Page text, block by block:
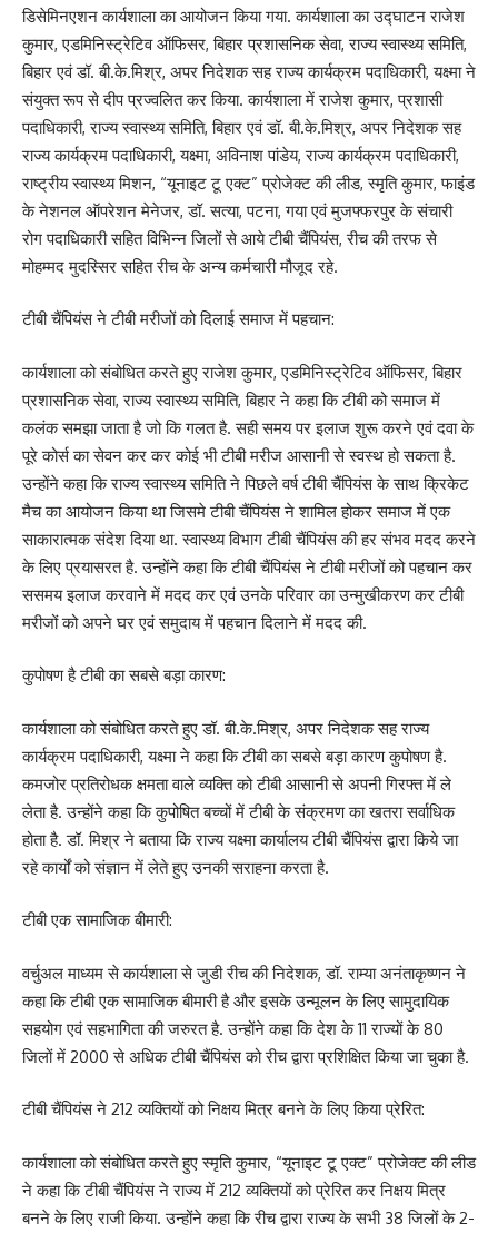
डिसेमिनएशन कार्यशाला का आयोजन किया गया. कार्यशाला का उद्घाटन राजेश
कुमार, एडमिनिस्ट्रेटिव ऑफिसर, बिहार प्रशासनिक सेवा, राज्य स्वास्थ्य समिति,
बिहार एवं डॉ. बी.के.मिश्र, अपर निदेशक सह राज्य कार्यक्रम पदाधिकारी, यक्ष्मा ने
संयुक्त रूप से दीप प्रज्वलित कर किया. कार्यशाला में राजेश कुमार, प्रशासी
पदाधिकारी, राज्य स्वास्थ्य समिति, बिहार एवं डॉ. बी.के.मिश्र, अपर निदेशक सह
राज्य कार्यक्रम पदाधिकारी, यक्ष्मा, अविनाश पांडेय, राज्य कार्यक्रम पदाधिकारी,
राष्ट्रीय स्वास्थ्य मिशन, “यूनाइट टू एक्ट” प्रोजेक्ट की लीड, स्मृति कुमार, फाइंड
के नेशनल ऑपरेशन मेनेजर, डॉ. सत्या, पटना, गया एवं मुजफ्फरपुर के संचारी
रोग पदाधिकारी सहित विभिन्न जिलों से आये टीबी चैंपियंस, रीच की तरफ से
मोहम्मद मुदस्सिर सहित रीच के अन्य कर्मचारी मौजूद रहे.
टीबी चैंपियंस ने टीबी मरीजों को दिलाई समाज में पहचान:
कार्यशाला को संबोधित करते हुए राजेश कुमार, एडमिनिस्ट्रेटिव ऑफिसर, बिहार
प्रशासनिक सेवा, राज्य स्वास्थ्य समिति, बिहार ने कहा कि टीबी को समाज में
कलंक समझा जाता है जो कि गलत है. सही समय पर इलाज शुरू करने एवं दवा के
पूरे कोर्स का सेवन कर कर कोई भी टीबी मरीज आसानी से स्वस्थ हो सकता है.
उन्होंने कहा कि राज्य स्वास्थ्य समिति ने पिछले वर्ष टीबी चैंपियंस के साथ क्रिकेट
मैच का आयोजन किया था जिसमे टीबी चैंपियंस ने शामिल होकर समाज में एक
साकारात्मक संदेश दिया था. स्वास्थ्य विभाग टीबी चैंपियंस की हर संभव मदद करने
के लिए प्रयासरत है. उन्होंने कहा कि टीबी चैंपियंस ने टीबी मरीजों को पहचान कर
ससमय इलाज करवाने में मदद कर एवं उनके परिवार का उन्मुखीकरण कर टीबी
मरीजों को अपने घर एवं समुदाय में पहचान दिलाने में मदद की.
कुपोषण है टीबी का सबसे बड़ा कारण:
कार्यशाला को संबोधित करते हुए डॉ. बी.के.मिश्र, अपर निदेशक सह राज्य
कार्यक्रम पदाधिकारी, यक्ष्मा ने कहा कि टीबी का सबसे बड़ा कारण कुपोषण है.
कमजोर प्रतिरोधक क्षमता वाले व्यक्ति को टीबी आसानी से अपनी गिरफ्त में ले
लेता है. उन्होंने कहा कि कुपोषित बच्चों में टीबी के संक्रमण का खतरा सर्वाधिक
होता है. डॉ. मिश्र ने बताया कि राज्य यक्ष्मा कार्यालय टीबी चैंपियंस द्वारा किये जा
रहे कार्यों को संज्ञान में लेते हुए उनकी सराहना करता है.
टीबी एक सामाजिक बीमारी:
वर्चुअल माध्यम से कार्यशाला से जुडी रीच की निदेशक, डॉ. राम्या अनंताकृष्णन ने
कहा कि टीबी एक सामाजिक बीमारी है और इसके उन्मूलन के लिए सामुदायिक
सहयोग एवं सहभागिता की जरुरत है. उन्होंने कहा कि देश के 11 राज्यों के 80
जिलों में 2000 से अधिक टीबी चैंपियंस को रीच द्वारा प्रशिक्षित किया जा चुका है.
टीबी चैंपियंस ने 212 व्यक्तियों को निक्षय मित्र बनने के लिए किया प्रेरित:
कार्यशाला को संबोधित करते हुए स्मृति कुमार, “यूनाइट टू एक्ट” प्रोजेक्ट की लीड
ने कहा कि टीबी चैंपियंस ने राज्य में 212 व्यक्तियों को प्रेरित कर निक्षय मित्र
बनने के लिए राजी किया. उन्होंने कहा कि रीच द्वारा राज्य के सभी 38 जिलों के 2-